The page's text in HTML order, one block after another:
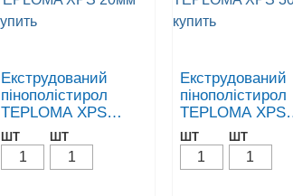
Екструдований
пінополістирол
TEPLOMA XPS
20мм
ШТ ШТ
Екструдований
пінополістирол
TEPLOMA XPS
30мм
ШТ ШТ